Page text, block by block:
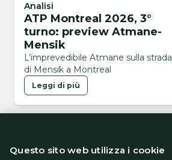
Analisi
ATP Montreal 2026, 3°
turno: preview Atmane-
Mensik
L’imprevedibile Atmane sulla strada
di Mensik a Montreal
Leggi di più
Questo sito web utilizza i cookie